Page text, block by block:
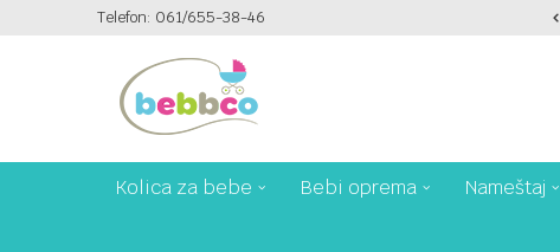
Telefon: 061/655-38-46
Kolica za bebe Bebi oprema Nameštaj